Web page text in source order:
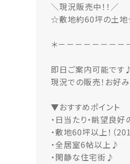
＼現況販売中！！／
☆敷地約60坪の土地
＊－－－－－－－－
即日ご案内可能です♪
現況での販売！お好
▼おすすめポイント
・日当たり・眺望良
・敷地60坪以上！（
・全居室6帖以上♪
・閑静な住宅街♪